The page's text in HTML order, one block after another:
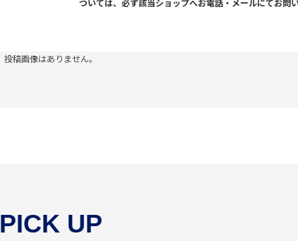
ついては、必ず該当ショップへお電話・メールにてお問
投稿画像はありません。
PICK UP